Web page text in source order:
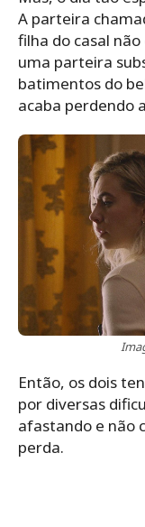
A parteira
filha do casal
uma parteira
batimentos do
acaba perdendo
Então, os dois
por diversas
afastando e não
perda.